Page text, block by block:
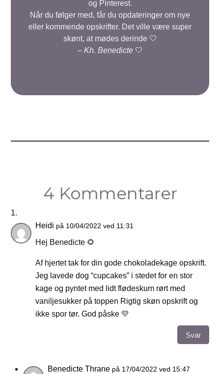
og Pinterest.
Når du følger med, får du opdateringer om nye
eller kommende opskrifter. Det ville være super
skønt, at mødes derinde 🤍
– Kh. Benedicte🤍
4 Kommentarer
Heidi på 10/04/2022 ved 11:31
Hej Benedicte 🌻
Af hjertet tak for din gode chokoladekage opskrift.
Jeg lavede dog “cupcakes” i stedet for en stor
kage og pyntet med lidt flødeskum rørt med
vaniljesukker på toppen Rigtig skøn opskrift og
ikke spor tør. God påske 💛
Svar
Benedicte Thrane på 17/04/2022 ved 15:47